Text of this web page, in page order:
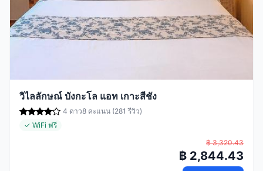
วิไลลักษณ์ บังกะโล แอท เกาะสีชัง
4 ดาว8 คะแนน (281 รีวิว)
✓ WiFi ฟรี
฿ 3,320.43
฿ 2,844.43